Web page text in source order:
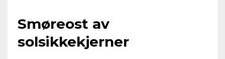
Smøreost av
solsikkekjerner